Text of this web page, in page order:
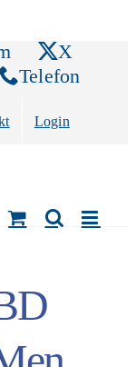
X
Telefon
Login